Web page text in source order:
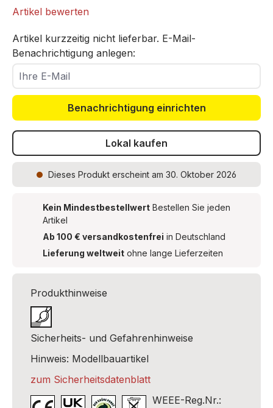
Artikel bewerten
Artikel kurzzeitig nicht lieferbar. E-Mail-
Benachrichtigung anlegen:
Ihre E-Mail
Benachrichtigung einrichten
Lokal kaufen
Dieses Produkt erscheint am 30. Oktober 2026
Kein Mindestbestellwert Bestellen Sie jeden
Artikel
Ab 100 € versandkostenfrei in Deutschland
Lieferung weltweit ohne lange Lieferzeiten
Produkthinweise
Sicherheits- und Gefahrenhinweise
Hinweis: Modellbauartikel
zum Sicherheitsdatenblatt
WEEE-Reg.Nr.: